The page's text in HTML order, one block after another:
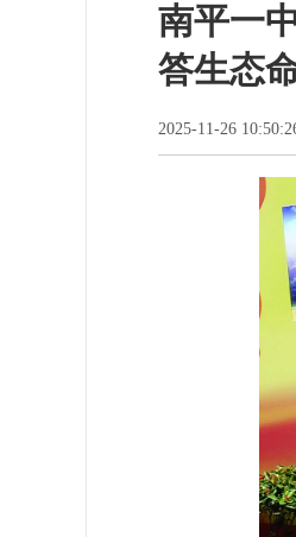
南平一
答生态
2025-11-26